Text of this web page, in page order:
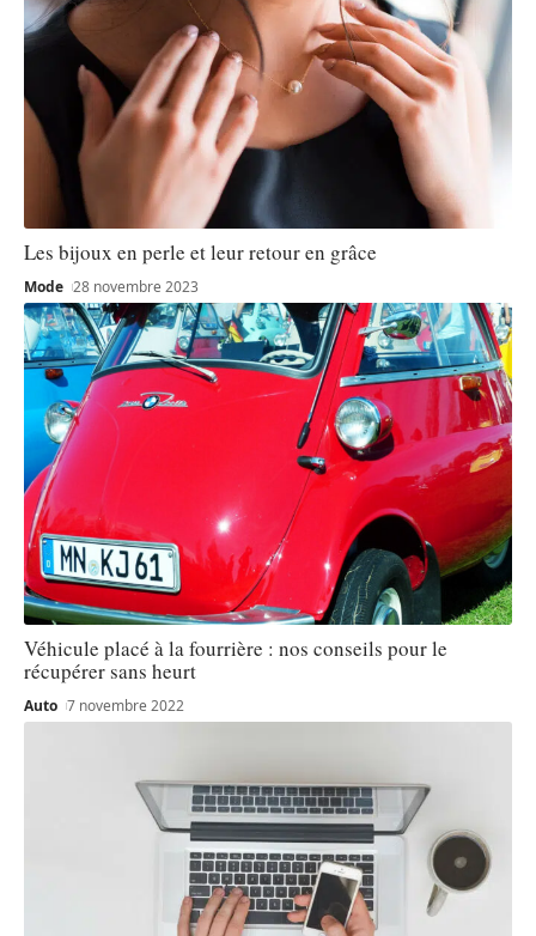
Les bijoux en perle et leur retour en grâce
Mode 28 novembre 2023
Véhicule placé à la fourrière : nos conseils pour le
récupérer sans heurt
Auto 7 novembre 2022